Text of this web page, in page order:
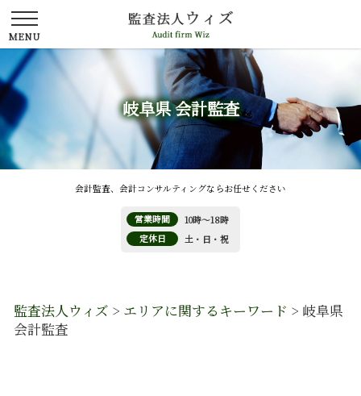
岐阜県 会計監査
会計監査、会計コンサルティングならお任せください
営業時間
10時～18時
定休日
土・日・祝
監査法人ウィズ > エリアに関するキーワード > 岐阜県
会計監査